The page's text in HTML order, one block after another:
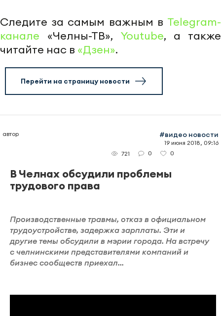
Следите за самым важным в Telegram-
канале «Челны-ТВ», Youtube, а также
читайте нас в «Дзен».
Перейти на страницу новости
автор #видео новости
19 июня 2018, 09:16
721
0 0
В Челнах обсудили проблемы
трудового права
Производственные травмы, отказ в официальном
трудоустройстве, задержка зарплаты. Эти и
другие темы обсудили в мэрии города. На встречу
с челнинскими представителями компаний и
бизнес сообществ приехал...